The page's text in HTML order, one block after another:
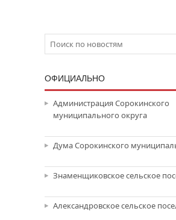
ОФИЦИАЛЬНО
Администрация Сорокинского
муниципального округа
Дума Сорокинского
Знаменщиковское сельское
Александровское сельское